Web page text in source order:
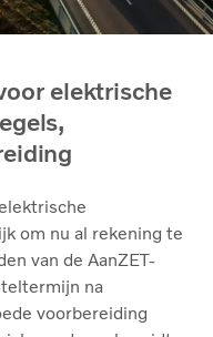
elektrische
om nu al rekening te
van de AanZET-
na
voorbereiding